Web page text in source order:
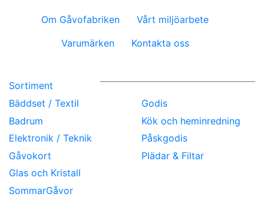
Om Gåvofabriken
Vårt miljöarbete
Varumärken
Kontakta oss
Sortiment
Bäddset / Textil
Badrum
Elektronik / Teknik
Gåvokort
Glas och Kristall
Godis
Kök och heminredning
Påskgodis
Plädar & Filtar
SommarGåvor